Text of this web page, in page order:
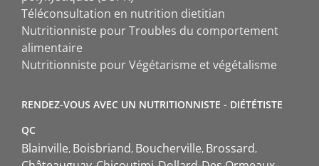
Téléconsultation en nutrition dietitian
Nutritionniste pour Troubles du comportement
alimentaire
Nutritionniste pour Végétarisme et végétalisme
RENDEZ-VOUS AVEC UN NUTRITIONNISTE - DIÉTÉTISTE
QC
Blainville Boisbriand Boucherville Brossard